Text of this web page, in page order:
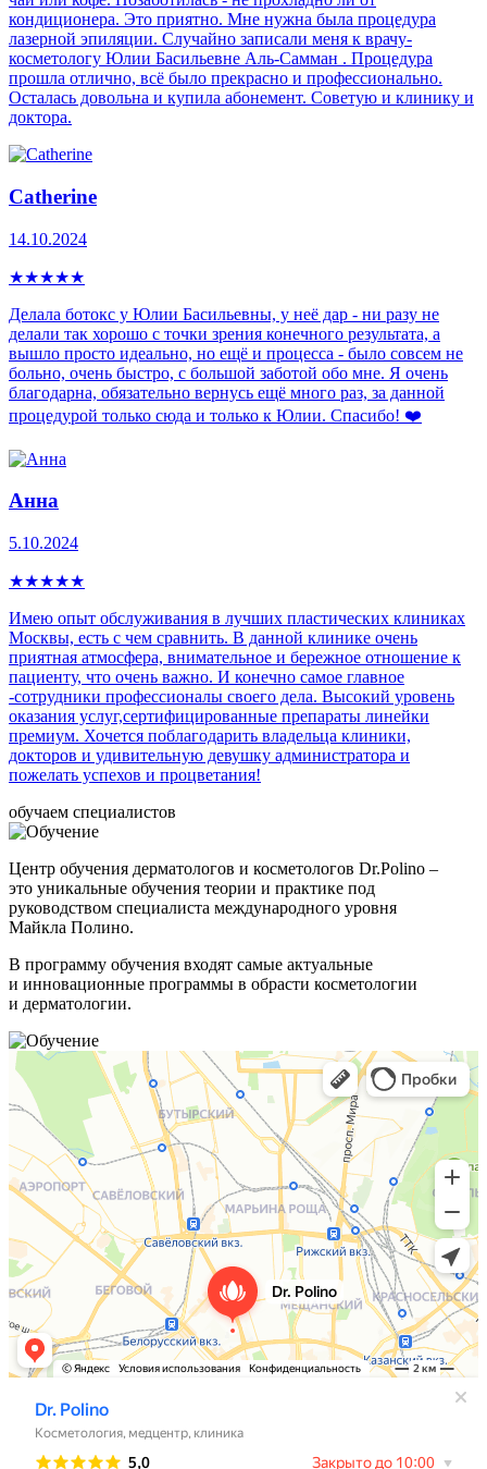
кондиционера. Это приятно. Мне нужна была процедура
лазерной эпиляции. Случайно записали меня к врачу-
косметологу Юлии Басильевне Аль-Самман . Процедура
прошла отлично, всё было прекрасно и профессионально.
Осталась довольна и купила абонемент. Советую и клинику и
доктора.
Catherine
14.10.2024
★★★★★
Делала ботокс у Юлии Басильевны, у неё дар - ни разу не
делали так хорошо с точки зрения конечного результата, а
вышло просто идеально, но ещё и процесса - было совсем не
больно, очень быстро, с большой заботой обо мне. Я очень
благодарна, обязательно вернусь ещё много раз, за данной
процедурой только сюда и только к Юлии. Спасибо! ❤️
Анна
5.10.2024
★★★★★
Имею опыт обслуживания в лучших пластических клиниках
Москвы, есть с чем сравнить. В данной клинике очень
приятная атмосфера, внимательное и бережное отношение к
пациенту, что очень важно. И конечно самое главное
-сотрудники профессионалы своего дела. Высокий уровень
оказания услуг,сертифицированные препараты линейки
премиум. Хочется поблагодарить владельца клиники,
докторов и удивительную девушку администратора и
пожелать успехов и процветания!
обучаем специалистов
Центр обучения дерматологов и косметологов Dr.Polino –
это уникальные обучения теории и практике под
руководством специалиста международного уровня
Майкла Полино.
В программу обучения входят самые актуальные
и инновационные программы в обрасти косметологии
и дерматологии.